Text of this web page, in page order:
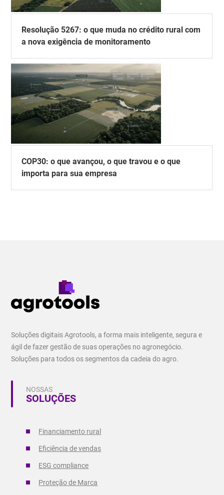
Resolução 5267: o que muda no crédito rural com
a nova exigência de monitoramento
COP30: o que avançou, o que travou e o que
importa para sua empresa
Soluções digitais Agrotools, a forma mais inteligente, segura e
ágil de fazer gestão de suas operações no agronegócio.
Soluções para todos os segmentos da cadeia do agro.
NOSSAS
SOLUÇÕES
Financiamento rural
Eficiência de vendas
ESG compliance
Proteção de Marca